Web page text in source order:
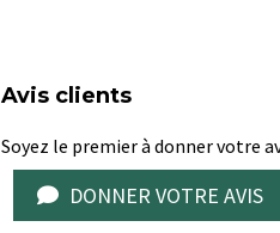
Avis clients
Soyez le premier à donner votre
DONNER VOTRE AVIS